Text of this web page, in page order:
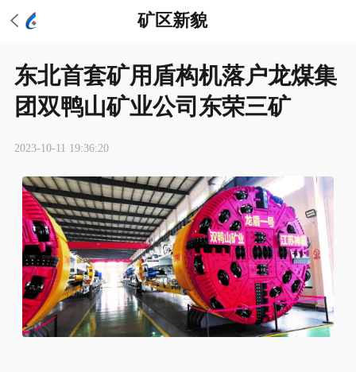
矿区新貌
东北首套矿用盾构机落户龙煤集
团双鸭山矿业公司东荣三矿
2023-10-11 19:36:20